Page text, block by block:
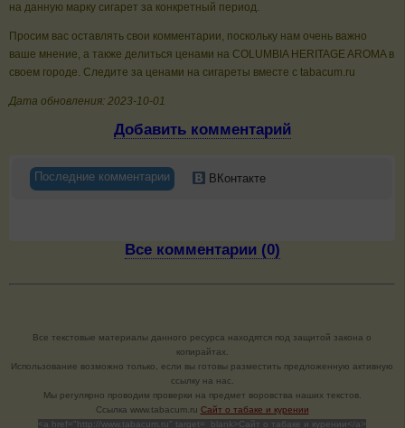
на данную марку сигарет за конкретный период.
Просим вас оставлять свои комментарии, поскольку нам очень важно
ваше мнение, а также делиться ценами на COLUMBIA HERITAGE AROMA в
своем городе. Следите за ценами на сигареты вместе с tabacum.ru
Дата обновления: 2023-10-01
Добавить комментарий
Последние комментарии ВКонтакте
Все комментарии (0)
Все текстовые материалы данного ресурса находятся под защитой закона о
копирайтах.
Использование возможно только, если вы готовы разместить предложенную активную
ссылку на нас.
Мы регулярно проводим проверки на предмет воровства наших текстов.
Cсылка www.tabacum.ru Сайт о табаке и курении
<a href="http://www.tabacum.ru" target=_blank>Сайт о табаке и курении</a>